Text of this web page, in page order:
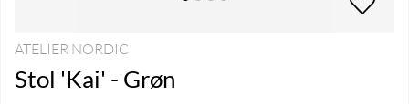
ATELIER NORDIC
Stol 'Kai' - Grøn